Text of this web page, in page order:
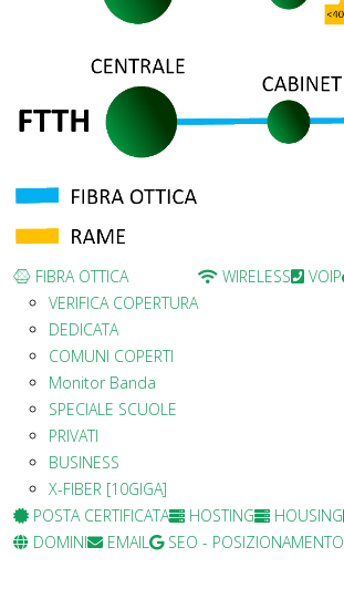
FIBRA OTTICA
VERIFICA COPERTURA
DEDICATA
COMUNI COPERTI
Monitor Banda
SPECIALE SCUOLE
PRIVATI
BUSINESS
X-FIBER [10GIGA]
WIRELESS VOIP
POSTA CERTIFICATA HOSTING HOUSING
DOMINI
EMAIL SEO - POSIZIONAMENTO